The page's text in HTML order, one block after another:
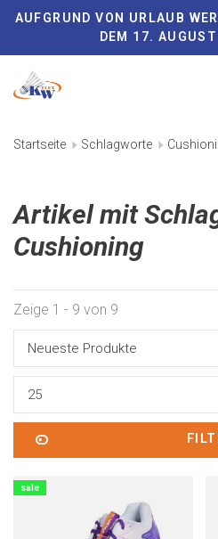
AUFGRUND VON URLAUB
DEM 17.
Startseite Schlagworte
Artikel mit
Cushioning
Zeige 1 - 9 von 9
Neueste Produkte
25
sale